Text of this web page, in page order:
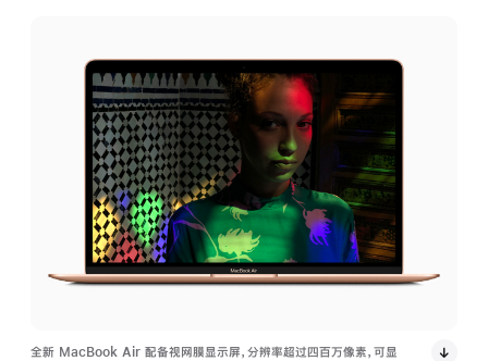
全新 MacBook Air 配备视网膜显示屏，分辨率超过四百万像素，可显